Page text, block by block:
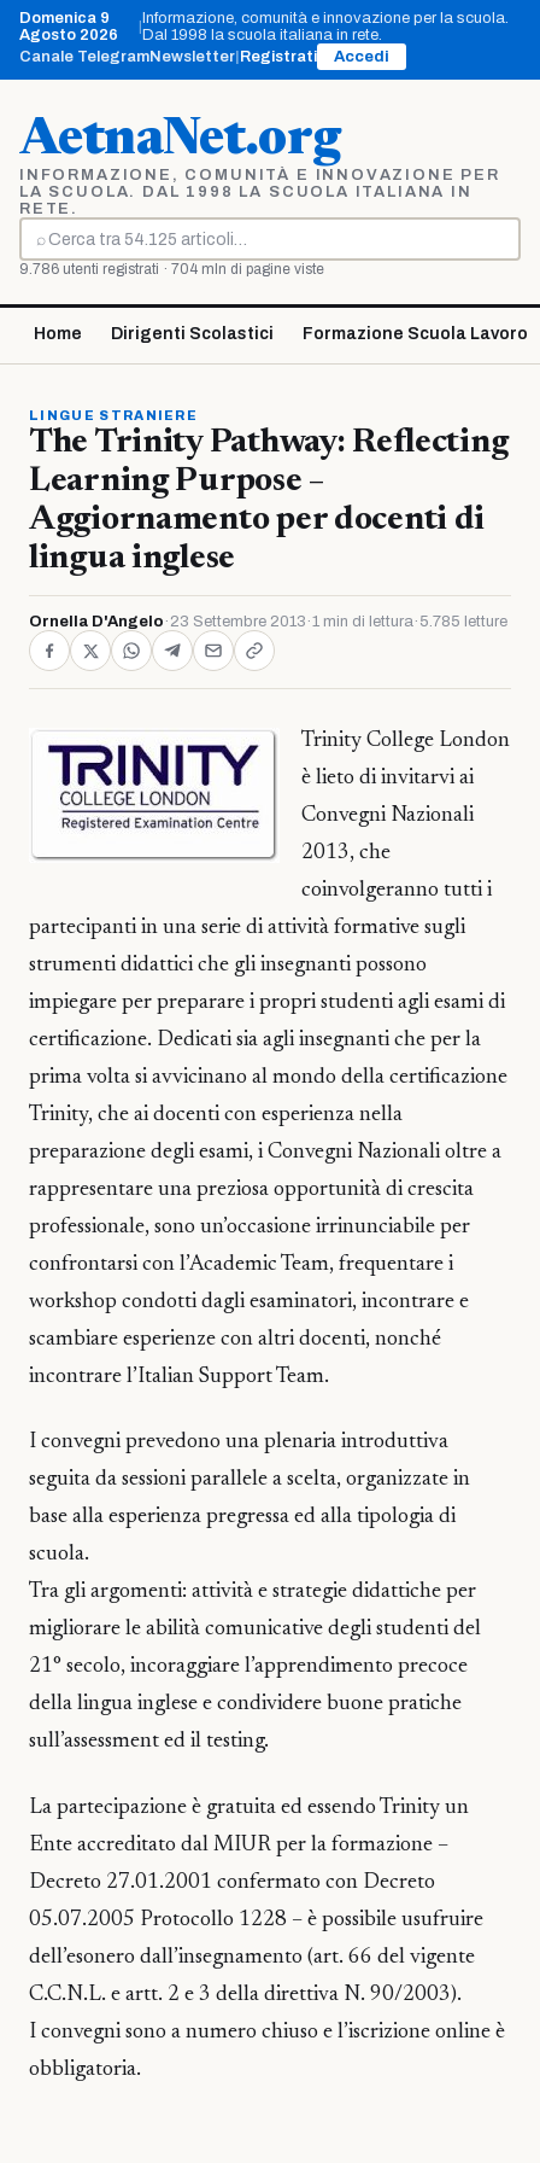
Vai
contenuto
Domenica 9
Agosto 2026
|Informazione, comunità e innovazione per la scuola.
Dal 1998 la scuola italiana in rete.
Canale TelegramNewsletter Registrati Accedi
AetnaNet.org
INFORMAZIONE, COMUNITÀ E INNOVAZIONE PER
LA SCUOLA. DAL 1998 LA SCUOLA ITALIANA IN
RETE.
⌕
Cerca
9.786 utenti registrati · 704 mln di pagine viste
Home Dirigenti Scolastici Formazione Scuola Lavoro
LINGUE STRANIERE
The Trinity Pathway: Reflecting
Learning Purpose –
Aggiornamento per docenti di
lingua inglese
Ornella D'Angelo · 23 Settembre 2013 ·1 min di lettura· 5.785 letture
Trinity College London
è lieto di invitarvi ai
Convegni Nazionali
2013, che
coinvolgeranno tutti i
partecipanti in una serie di attività formative sugli
strumenti didattici che gli insegnanti possono
impiegare per preparare i propri studenti agli esami di
certificazione. Dedicati sia agli insegnanti che per la
prima volta si avvicinano al mondo della certificazione
Trinity, che ai docenti con esperienza nella
preparazione degli esami, i Convegni Nazionali oltre a
rappresentare una preziosa opportunità di crescita
professionale, sono un’occasione irrinunciabile per
confrontarsi con l’Academic Team, frequentare i
workshop condotti dagli esaminatori, incontrare e
scambiare esperienze con altri docenti, nonché
incontrare l’Italian Support Team.
I convegni prevedono una plenaria introduttiva
seguita da sessioni parallele a scelta, organizzate in
base alla esperienza pregressa ed alla tipologia di
scuola.
Tra gli argomenti: attività e strategie didattiche per
migliorare le abilità comunicative degli studenti del
21° secolo, incoraggiare l’apprendimento precoce
della lingua inglese e condividere buone pratiche
sull’assessment ed il testing.
La partecipazione è gratuita ed essendo Trinity un
Ente accreditato dal MIUR per la formazione –
Decreto 27.01.2001 confermato con Decreto
05.07.2005 Protocollo 1228 – è possibile usufruire
dell’esonero dall’insegnamento (art. 66 del vigente
C.C.N.L. e artt. 2 e 3 della direttiva N. 90/2003).
I convegni sono a numero chiuso e l’iscrizione online è
obbligatoria.